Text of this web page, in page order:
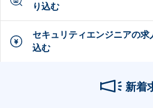
り込む
セキュリティエンジニアの求
込む
新着